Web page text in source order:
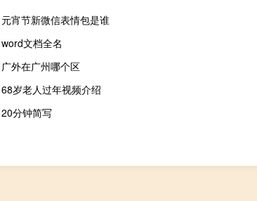
元宵节新微信表情包是谁
word文档全名
广外在广州哪个区
68岁老人过年视频介绍
20分钟简写